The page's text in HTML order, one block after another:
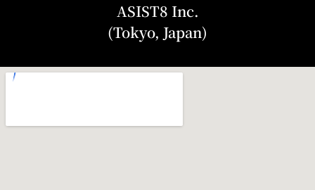
ASIST8 Inc.
(Tokyo, Japan)